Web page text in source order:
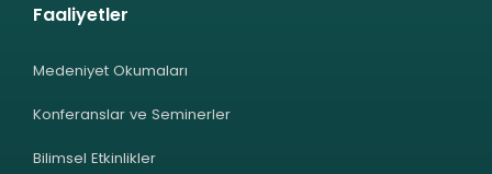
Faaliyetler
Medeniyet Okumaları
Konferanslar ve Seminerler
Bilimsel Etkinlikler